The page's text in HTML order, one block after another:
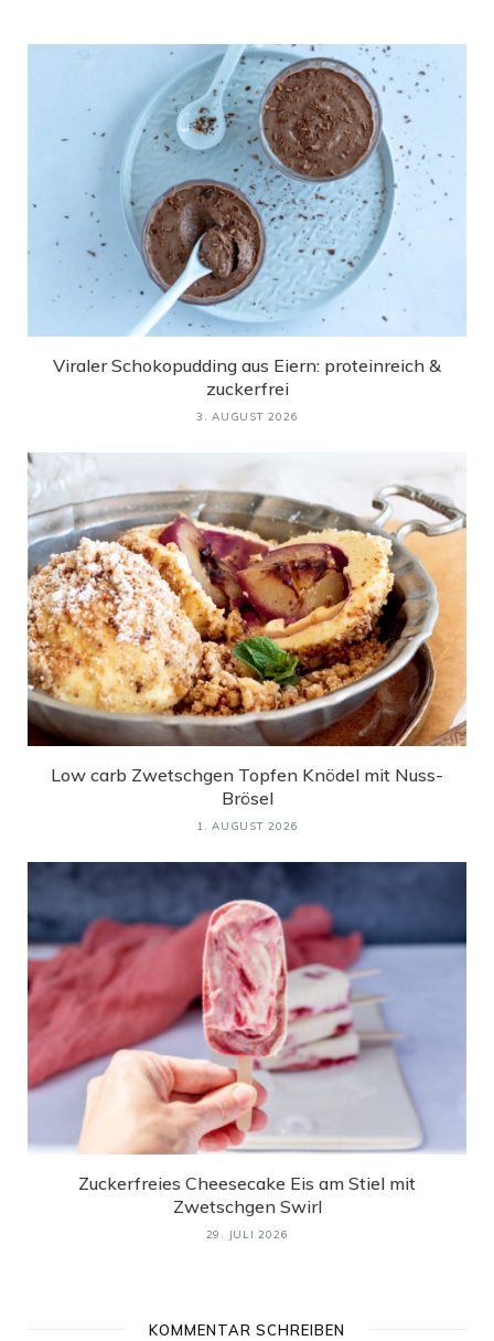
Viraler Schokopudding aus Eiern: proteinreich &
zuckerfrei
3. AUGUST 2026
Low carb Zwetschgen Topfen Knödel mit Nuss-
Brösel
1. AUGUST 2026
Zuckerfreies Cheesecake Eis am Stiel mit
Zwetschgen Swirl
29. JULI 2026
KOMMENTAR SCHREIBEN